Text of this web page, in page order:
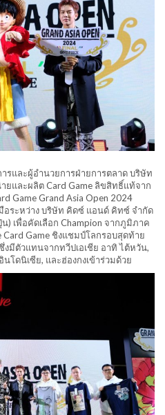
รและผู้อำนวยการฝ่ายการตลาด บริษัท
และผลิต Card Game ลิขสิทธิ์แท้จาก
Game Grand Asia Open 2024
อระหว่าง บริษัท คิดซ์ แอนด์ คิทซ์ จำกัด
) เพื่อคัดเลือก Champion จากภูมิภาค
Card Game ชิงแชมป์โลกรอบสุดท้าย
งมีตัวแทนจากทวีปเอเชีย อาทิ ไต้หวัน,
โดนิเซีย, และฮ่องกงเข้าร่วมด้วย